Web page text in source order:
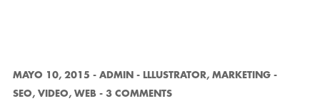
MAYO 10, 2015 - ADMIN - LLLUSTRATOR, MARKETING -
SEO, VIDEO, WEB - 3 COMMENTS